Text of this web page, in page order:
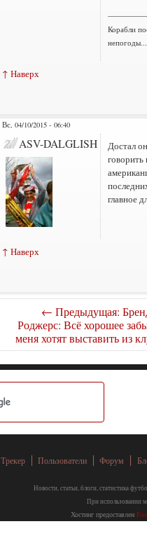
Корабли
↑ Наверх
Вс, 04/10/2015 - 06:40
ASV-DALGLISH
Достал
говорить
главное
↑ Наверх
← Предыдущая:
Роджерс: Всё хорошее
меня хотят выставить из
Трекер Пользователи Форум
Новости, статьи, блоги, статистика
При использовании
Хостинг предоставлен